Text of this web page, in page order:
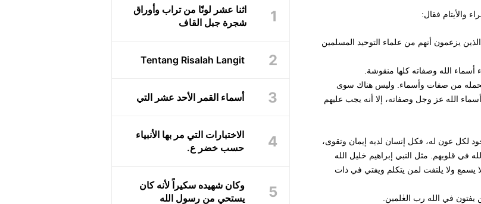
والأيتام فقال:
يزعمون أنهم من علماء التوحيد المسلمين
الله وصفاته كلها منقوشة.
يحمله من صفات وأسماء. وليس هناك سوى
الله عز وجل وصفاته، إلا أنه يجب عليهم
لكل عون له، فكل إنسان لديه إيمان وتقوى،
قلوبهم. مثل النبي إبراهيم خليل الله
يسمع ولا يلتفت لمن يتكلم ويفتي في ذات
يفتون في الله رب العٰلمين.
اثنا عشر لونًا من تراب وأوراق
شجرة جبل القاف
Tentang Risalah Langit
أسماء القمر الأحد عشر التي
الاختبارات التي مر بها الأنبياء
حسب خضر ع.
وكان شهيده سكيراً لأنه كان
يستحي من رسول الله